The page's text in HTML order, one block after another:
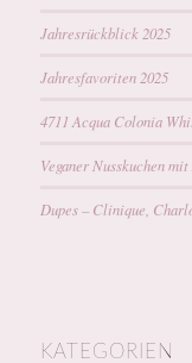
Jahresrückblick 2025
Jahresfavoriten 2025
4711 Acqua Colonia
Veganer Nusskuchen
Dupes – Clinique,
KATEGORIEN